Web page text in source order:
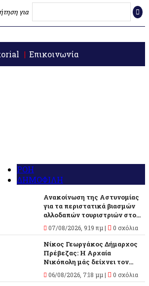
για
Επικοινωνία
ΡΟΗ
ΔΗΜΟΦΙΛΗ
Ανακοίνωση της Αστυνομίας
για τα περιστατικά βιασμών
αλλοδαπών τουριστριών στο...
07/08/2026, 9:19 πμ | 0 σχόλια
Νίκος Γεωργάκος Δήμαρχος
Πρέβεζας: Η Αρχαία
Νικόπολη μάς δείχνει τον...
06/08/2026, 7:18 μμ | 0 σχόλια